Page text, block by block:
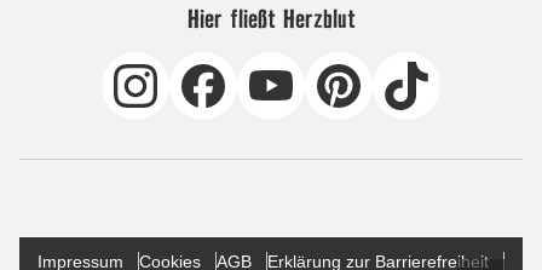
Hier fließt Herzblut
Impressum Cookies AGB Erklärung zur Barrierefreiheit